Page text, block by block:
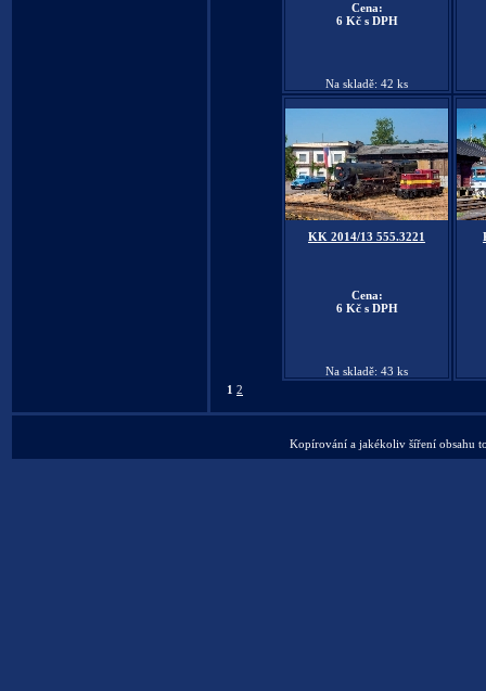
Cena:
6 Kč s DPH
Na skladě: 42 ks
KK 2014/13 555.3221
Cena:
6 Kč s DPH
Na skladě: 43 ks
1 2
Kopírování a jakékoliv šíření obsahu